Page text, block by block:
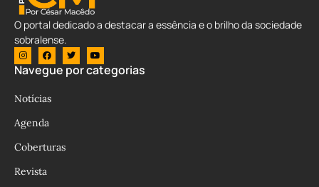
O portal dedicado a destacar a essência e o brilho da sociedade
sobralense.
Navegue por categorias
Notícias
Agenda
Coberturas
Revista